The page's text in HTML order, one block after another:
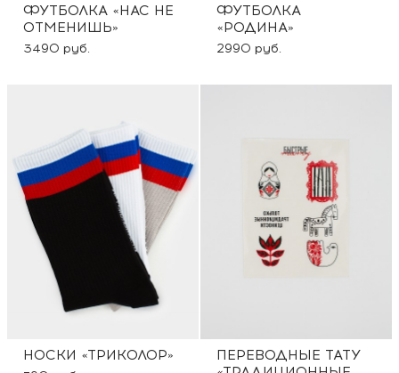
ФУТБОЛКА «НАС НЕ
ОТМЕНИШЬ»
3490 руб.
ФУТБОЛКА
«РОДИНА»
2990 руб.
НОСКИ «ТРИКОЛОР»
ПЕРЕВОДНЫЕ ТАТУ